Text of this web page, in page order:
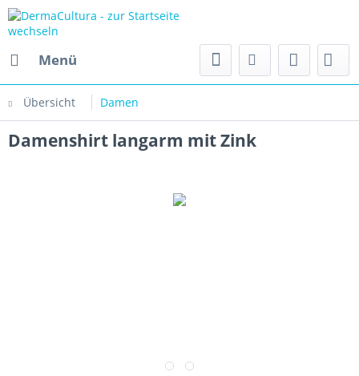
Menü
Übersicht Damen
Damenshirt langarm mit Zink